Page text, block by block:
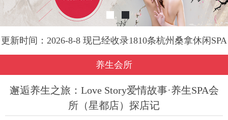
更新时间：2026-8-8 现已经收录1810条杭州桑拿休闲SPA
会所-易房客SPA点评网信息
养生会所
邂逅养生之旅：Love Story爱情故事·养生SPA会
所（星都店）探店记